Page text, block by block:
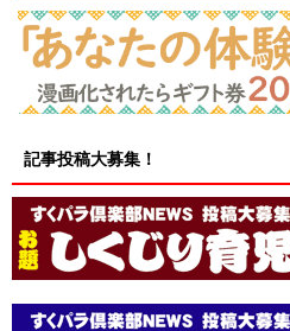
記事投稿大募集！